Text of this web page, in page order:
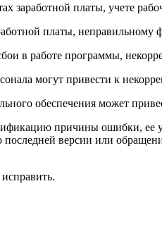
платы, учете
платы,
в работе программы,
могут привести к
обеспечения может
причины ошибки, ее
версии или